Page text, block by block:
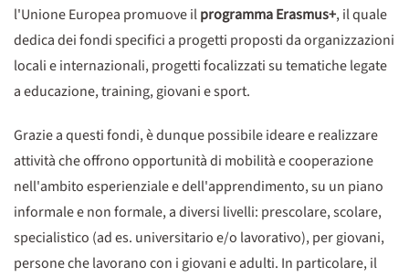
l'Unione Europea promuove ilprogramma Erasmus+, il quale
dedica dei fondi specifici a progetti proposti da organizzazioni
locali e internazionali, progetti focalizzati su tematiche legate
a educazione, training, giovani e sport.
Grazie a questi fondi, è dunque possibile ideare e realizzare
attività che offrono opportunità di mobilità e cooperazione
nell'ambito esperienziale e dell'apprendimento, su un piano
informale e non formale, a diversi livelli: prescolare, scolare,
specialistico (ad es. universitario e/o lavorativo), per giovani,
persone che lavorano con i giovani e adulti. In particolare, il